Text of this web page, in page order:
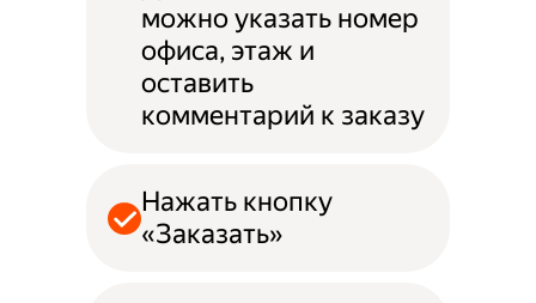
можно указать номер
офиса, этаж и
оставить
комментарий к заказу
Нажать кнопку
«Заказать»